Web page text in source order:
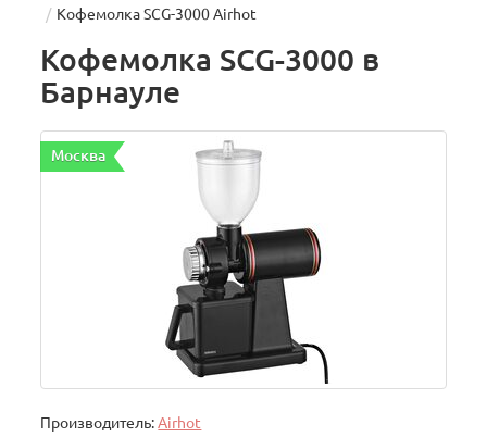
Кофемолка SCG-3000 Airhot
Кофемолка SCG-3000 в
Барнауле
Москва
Производитель:Airhot